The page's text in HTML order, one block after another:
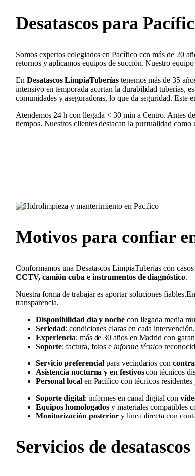
Desatascos para
Somos expertos colegiados en Pacífico con más de 20
retornos y aplicamos equipos de succión. Nuestro
En Desatascos LimpiaTuberías tenemos más de 35
intensivo en temporada acortan la durabilidad tuberías,
comunidades y aseguradoras, lo que da seguridad. Este
Atendemos 24 h con llegada < 30 min a Centro. Antes
tiempos. Nuestros clientes destacan la puntualidad como
Motivos para confiar
Conformamos una Desatascos LimpiaTuberías con
CCTV, camión cuba e instrumentos de diagnóstico.
Nuestra forma de trabajar es aportar soluciones
transparencia.
Disponibilidad día y noche con llegada media
Seriedad: condiciones claras en cada intervención.
Experiencia: más de 30 años en Madrid con
Soporte: factura, fotos e informe técnico
Servicio preferencial para vecindarios con
Asistencia nocturna y en festivos con técnicos
Personal local en Pacífico con técnicos
Soporte digital: informes en canal digital con
Equipos homologados y materiales compatibles
Monitorización posterior y línea directa con
Servicios de desatascos